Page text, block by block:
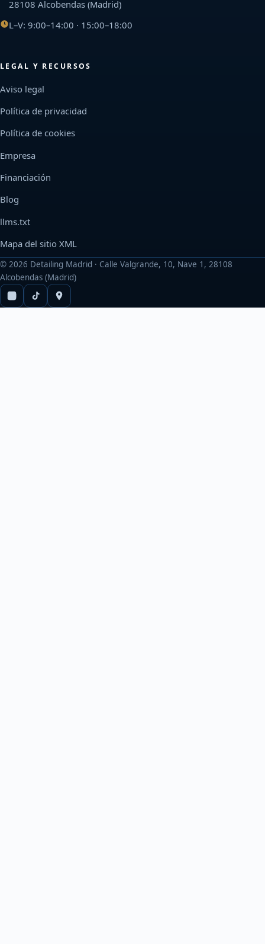
28108 Alcobendas (Madrid)
L–V: 9:00–14:00 · 15:00–18:00
LEGAL Y RECURSOS
Aviso legal
Política de privacidad
Política de cookies
Empresa
Financiación
Blog
llms.txt
Mapa del sitio XML
© 2026 Detailing Madrid · Calle Valgrande, 10, Nave 1, 28108
Alcobendas (Madrid)